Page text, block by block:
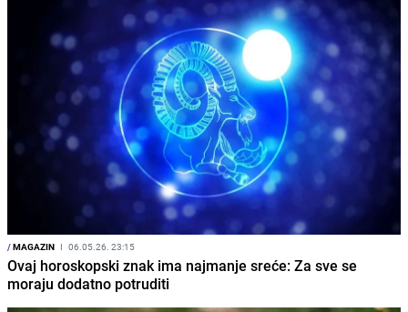
/MAGAZIN I 06.05.26. 23:15
Ovaj horoskopski znak ima najmanje sreće: Za sve se
moraju dodatno potruditi